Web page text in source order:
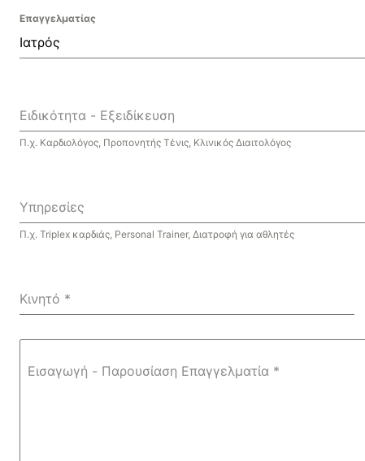
Επαγγελματίας
Ιατρός
Ειδικότητα - Εξειδίκευση
Π.χ. Καρδιολόγος, Προπονητής Τένις, Κλινικός Διαιτολόγος
Υπηρεσίες
Π.χ. Triplex καρδιάς, Personal Trainer, Διατροφή για αθλητές
Κινητό *
Εισαγωγή - Παρουσίαση Επαγγελματία *